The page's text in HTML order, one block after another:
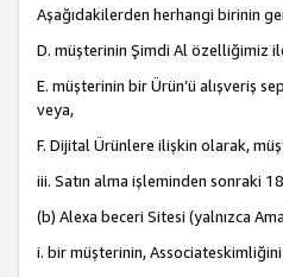
Aşağıdakilerden herhangi birinin
D. müşterinin Şimdi Al özelliğimiz
E. müşterinin bir Ürün’ü alışveriş
veya,
F. Dijital Ürünlere ilişkin olarak,
iii. Satın alma işleminden sonraki
(b) Alexa beceri Sitesi (yalnızca
i. bir müşterinin,